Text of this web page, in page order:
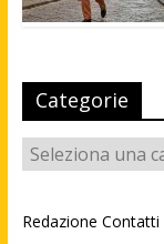
Categorie
Categorie
Redazione Contatti